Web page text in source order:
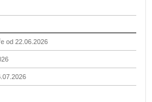
od 22.06.2026